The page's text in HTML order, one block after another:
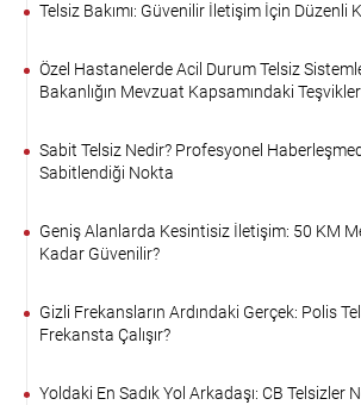
Telsiz Bakımı: Güvenilir İletişim İçin Düzenli
Özel Hastanelerde Acil Durum Telsiz
Bakanlığın Mevzuat Kapsamındaki
Sabit Telsiz Nedir? Profesyonel
Sabitlendiği Nokta
Geniş Alanlarda Kesintisiz İletişim: 50 KM
Kadar Güvenilir?
Gizli Frekansların Ardındaki Gerçek: Polis
Frekansta Çalışır?
Yoldaki En Sadık Yol Arkadaşı: CB Telsizler